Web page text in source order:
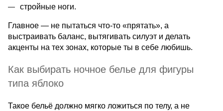
стройные ноги.
Главное — не пытаться что-то «прятать», а
выстраивать баланс, вытягивать силуэт и делать
акценты на тех зонах, которые ты в себе любишь.
Как выбирать ночное белье для фигуры
типа яблоко
Такое бельё должно мягко ложиться по телу, а не